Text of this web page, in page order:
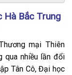
Hà Bắc Trung
mại Thiên
qua nhiều lần đổi
Tân Cô, Đại học